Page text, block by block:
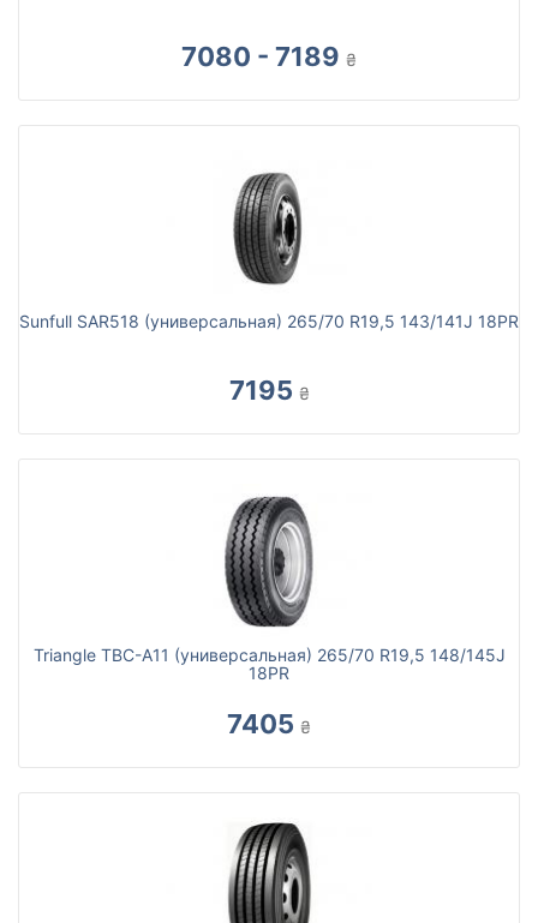
7080 - 7189 ₴
Sunfull SAR518 (универсальная) 265/70 R19,5 143/141J 18PR
7195 ₴
Triangle TBC-A11 (универсальная) 265/70 R19,5 148/145J
18PR
7405 ₴